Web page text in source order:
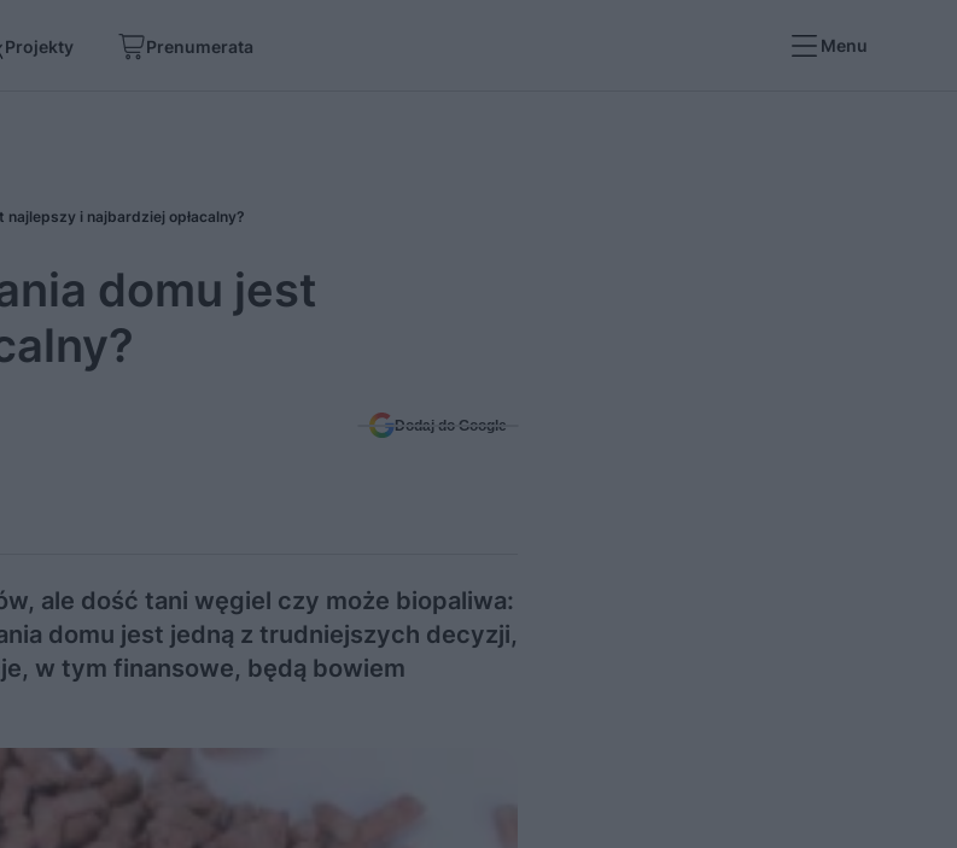
Projekty Prenumerata Menu
i najbardziej opłacalny?
domu jest
Dodaj do Google
ale dość tani węgiel czy może biopaliwa:
domu jest jedną z trudniejszych decyzji,
w tym finansowe, będą bowiem